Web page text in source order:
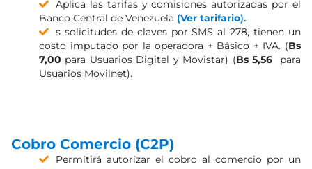
Aplica las tarifas y comisiones autorizadas por el
Banco Central de Venezuela (Ver tarifario).
s solicitudes de claves por SMS al 278, tienen un
costo imputado por la operadora + Básico + IVA. (Bs
7,00 para Usuarios Digitel y Movistar) (Bs 5,56 para
Usuarios Movilnet).
Cobro Comercio (C2P)
Permitirá autorizar el cobro al comercio por un